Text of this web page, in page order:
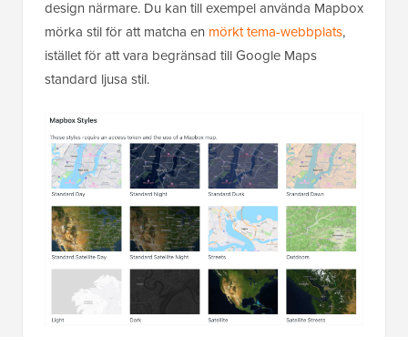
design närmare. Du kan till exempel använda Mapbox
mörka stil för att matcha en mörkt tema-webbplats,
istället för att vara begränsad till Google Maps
standard ljusa stil.